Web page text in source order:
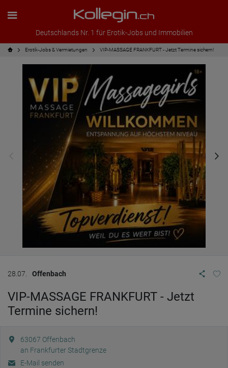
Deutschlands Nr. 1 für Erotik-Jobs und Immobilien
Erotik-Jobs & Vermietungen VIP-MASSAGE FRANKFURT - Jetzt Termine sichern!
28.07. Offenbach
VIP-MASSAGE FRANKFURT - Jetzt
Termine sichern!
63067 Offenbach
an Frankfurter Stadtgrenze
E-Mail senden